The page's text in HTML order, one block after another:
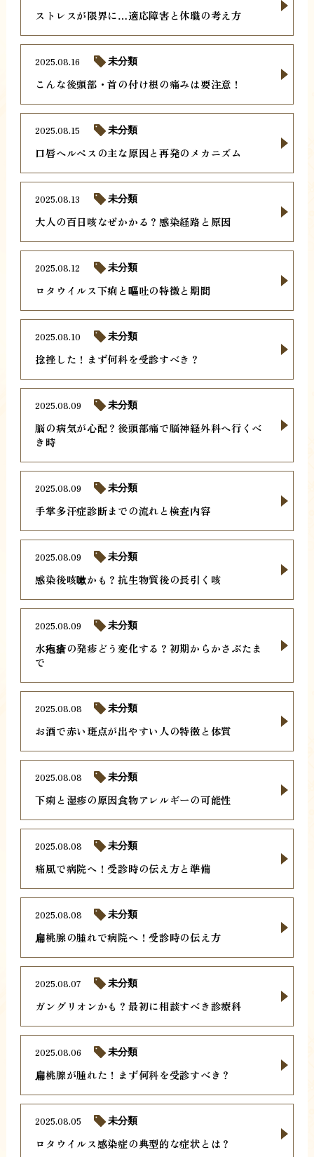
ストレスが限界に…適応障害と休職の考え方
こんな後頭部・首の付け根の痛みは要注意！
2025.08.16 未分類
口唇ヘルペスの主な原因と再発のメカニズム
2025.08.15 未分類
大人の百日咳なぜかかる？感染経路と原因
2025.08.13 未分類
ロタウイルス下痢と嘔吐の特徴と期間
2025.08.12 未分類
捻挫した！まず何科を受診すべき？
2025.08.10 未分類
脳の病気が心配？後頭部痛で脳神経外科へ行くべ
き時
2025.08.09 未分類
手掌多汗症診断までの流れと検査内容
2025.08.09 未分類
感染後咳嗽かも？抗生物質後の長引く咳
2025.08.09 未分類
水疱瘡の発疹どう変化する？初期からかさぶたま
で
2025.08.09 未分類
お酒で赤い斑点が出やすい人の特徴と体質
2025.08.08 未分類
下痢と湿疹の原因食物アレルギーの可能性
2025.08.08 未分類
痛風で病院へ！受診時の伝え方と準備
2025.08.08 未分類
扁桃腺の腫れで病院へ！受診時の伝え方
2025.08.08 未分類
ガングリオンかも？最初に相談すべき診療科
2025.08.07 未分類
扁桃腺が腫れた！まず何科を受診すべき？
2025.08.06 未分類
ロタウイルス感染症の典型的な症状とは？
2025.08.05 未分類